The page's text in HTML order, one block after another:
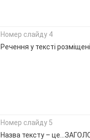
Номер слайду 4
Речення у тексті
Номер слайду 5
Назва тексту –